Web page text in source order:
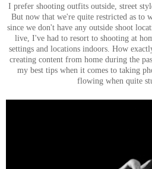
I prefer shooting outfits outside, street
But now that we're quite restricted as to
since we don't have any outside shoot
live, I've had to resort to shooting at
settings and locations indoors. How
creating content from home during the
my best tips when it comes to taking
flowing when quite